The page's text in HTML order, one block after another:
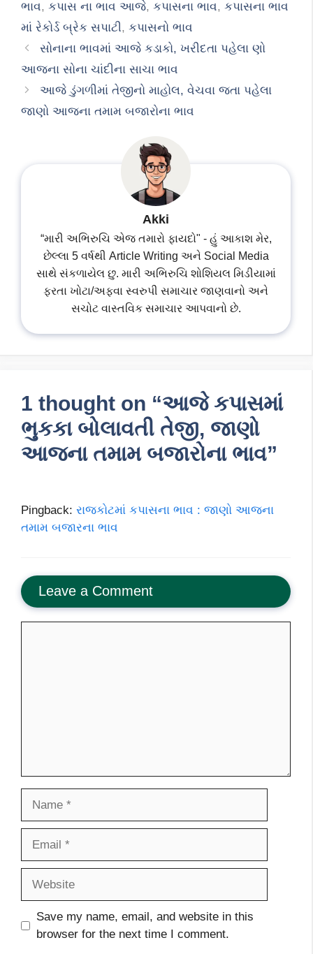
ભાવ, કપાસ ના ભાવ આજે, કપાસના ભાવ, કપાસના ભાવ
માં રેકોર્ડ બ્રેક સપાટી, કપાસનો ભાવ
સોનાના ભાવમાં આજે કડાકો, ખરીદતા પહેલા ણો
આજના સોના ચાંદીના સાચા ભાવ
આજે ડુંગળીમાં તેજીનો માહોલ, વેચવા જતા પહેલા
જાણો આજના તમામ બજારોના ભાવ
Akki
“મારી અભિરુચિ એજ તમારો ફાયદો" - હું આકાશ મેર,
છેલ્લા 5 વર્ષથી Article Writing અને Social Media
સાથે સંકળાયેલ છુ. મારી અભિરુચિ શોશિયલ મિડીયામાં
ફરતા ખોટા/અફવા સ્વરુપી સમાચાર જાણવાનો અને
સચોટ વાસ્તવિક સમાચાર આપવાનો છે.
1 thought on “આજે કપાસમાં
ભુકકા બોલાવતી તેજી, જાણો
આજના તમામ બજારોના ભાવ”
Pingback: રાજકોટમાં કપાસના ભાવ : જાણો આજના
તમામ બજારના ભાવ
Leave a Comment
Save my name, email, and website in this
browser for the next time I comment.